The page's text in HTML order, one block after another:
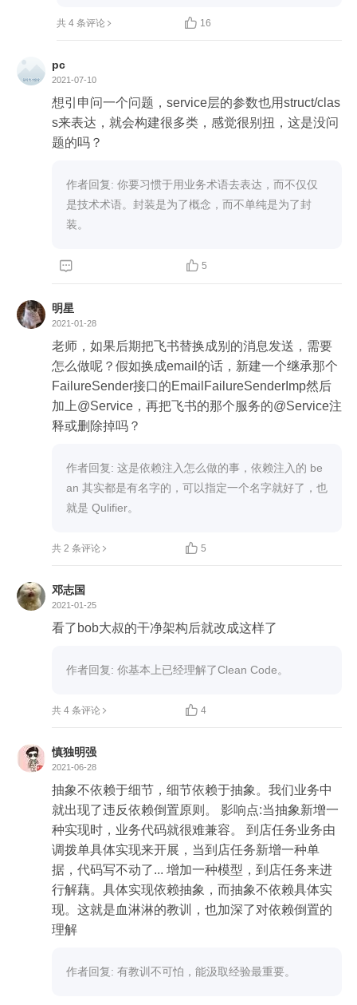
共 4 条评论  16
pc
2021-07-10
想引申问一个问题，service层的参数也用struct/clas
s来表达，就会构建很多类，感觉很别扭，这是没问
题的吗？
作者回复: 你要习惯于用业务术语去表达，而不仅仅
是技术术语。封装是为了概念，而不单纯是为了封
装。
  5
明星
2021-01-28
老师，如果后期把飞书替换成别的消息发送，需要
怎么做呢？假如换成email的话，新建一个继承那个
FailureSender接口的EmailFailureSenderImp然后
加上@Service，再把飞书的那个服务的@Service注
释或删除掉吗？
作者回复: 这是依赖注入怎么做的事，依赖注入的 be
an 其实都是有名字的，可以指定一个名字就好了，也
就是 Qulifier。
共 2 条评论  5
邓志国
2021-01-25
看了bob大叔的干净架构后就改成这样了
作者回复: 你基本上已经理解了Clean Code。
共 4 条评论  4
慎独明强
2021-06-28
抽象不依赖于细节，细节依赖于抽象。我们业务中
就出现了违反依赖倒置原则。 影响点:当抽象新增一
种实现时，业务代码就很难兼容。 到店任务业务由
调拨单具体实现来开展，当到店任务新增一种单
据，代码写不动了... 增加一种模型，到店任务来进
行解藕。具体实现依赖抽象，而抽象不依赖具体实
现。这就是血淋淋的教训，也加深了对依赖倒置的
理解
作者回复: 有教训不可怕，能汲取经验最重要。